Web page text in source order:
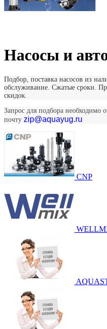
Насосы и
Подбор, поставка насосов из
обслуживание. Сжатые сроки.
скидок.
Запрос для подбора необходимо
почту zip@aquayug.ru
CNP